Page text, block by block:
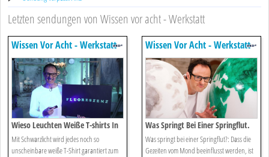
Letzten sendungen von Wissen vor acht - Werkstatt
Wissen Vor Acht - Werkstatt
Wieso Leuchten Weiße T-shirts In
Der Disco.
Mit Schwarzlicht wird jedes noch so
unscheinbare weiße T-Shirt garantiert zum
Wissen Vor Acht - Werkstatt
Was Springt Bei Einer Springflut.
Was springt bei einer Springflut?: Dass die
Gezeiten vom Mond beeinflusst werden, ist